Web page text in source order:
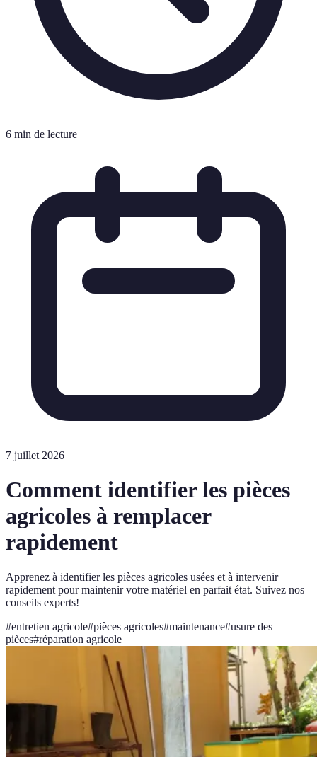
6 min de lecture
7 juillet 2026
Comment identifier les pièces
agricoles à remplacer
rapidement
Apprenez à identifier les pièces agricoles usées et à intervenir
rapidement pour maintenir votre matériel en parfait état. Suivez nos
conseils experts!
#entretien agricole#pièces agricoles#maintenance#usure des
pièces#réparation agricole